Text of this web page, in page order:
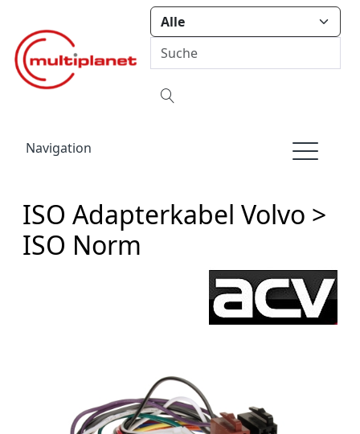
Navigation
ISO Adapterkabel Volvo >
ISO Norm